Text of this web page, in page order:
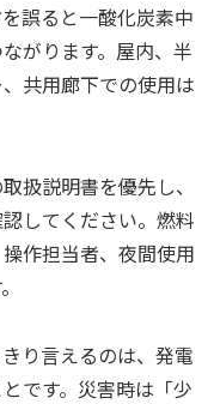
誤ると一酸化炭素中
がります。屋内、半
共用廊下での使用は
扱説明書を優先し、
してください。燃料
作担当者、夜間使用
り言えるのは、発電
です。災害時は「少